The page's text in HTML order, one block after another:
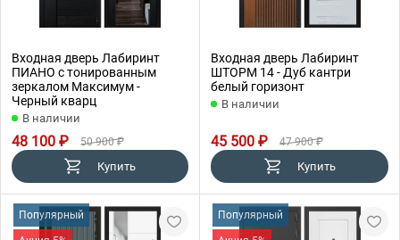
Входная дверь Лабиринт
ПИАНО с тонированным
зеркалом Максимум -
Черный кварц
В наличии
48 100 ₽ 50 900 ₽
Купить
Входная дверь Лабиринт
ШТОРМ 14 - Дуб кантри
белый горизонт
В наличии
45 500 ₽ 47 900 ₽
Купить
Популярный Популярный